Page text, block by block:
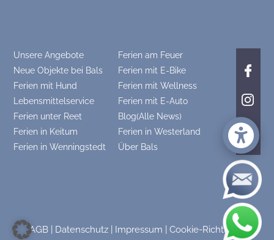
Unsere Angebote
Ferien am Feuer
Neue Objekte bei Bals
Ferien mit E-Bike
Ferien mit Hund
Ferien mit Wellness
Lebensmittelservice
Ferien mit E-Auto
Ferien unter Reet
Blog(Alle News)
Ferien in Keitum
Ferien in Westerland
Ferien in Wenningstedt
Über Bals
AGB| Datenschutz| Impressum Cookie-Richtlinie|